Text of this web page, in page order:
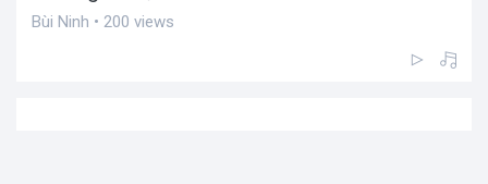
Bùi Ninh • 200 views